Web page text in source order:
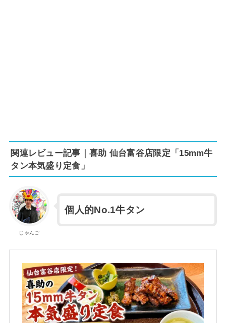
関連レビュー記事｜喜助 仙台富谷店限定「15mm牛
タン本気盛り定食」
じゃんご
個人的No.1牛タン